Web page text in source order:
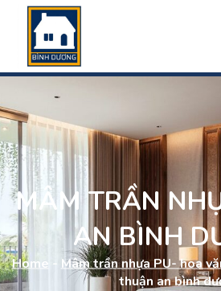
MÂM TRẦN
AN BÌNH
Home - Mâm trần nhựa PU- hoa
thuận an bình